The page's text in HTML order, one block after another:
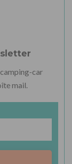
camping-car
mail.